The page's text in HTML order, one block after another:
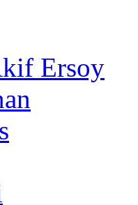
Ersoy